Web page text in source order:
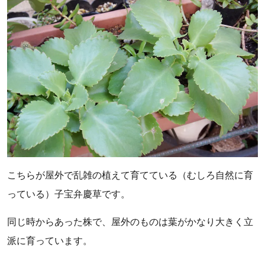
こちらが屋外で乱雑の植えて育てている（むしろ自然に育
っている）子宝弁慶草です。
同じ時からあった株で、屋外のものは葉がかなり大きく立
派に育っています。